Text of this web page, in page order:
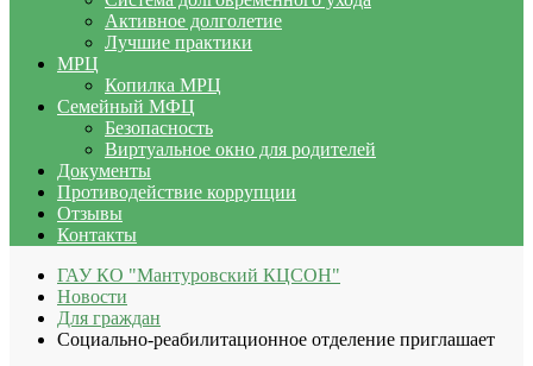
Активное долголетие
Лучшие практики
МРЦ
Копилка МРЦ
Семейный МФЦ
Безопасность
Виртуальное окно для родителей
Документы
Противодействие коррупции
Отзывы
Контакты
ГАУ КО "Мантуровский КЦСОН"
Новости
Для граждан
Социально-реабилитационное отделение приглашает